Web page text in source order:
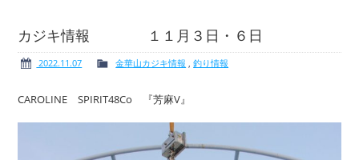
カジキ情報 １１月３日・６日
2022.11.07 金華山カジキ情報 ,釣り情報
CAROLINE SPIRIT48Co 『芳麻V』